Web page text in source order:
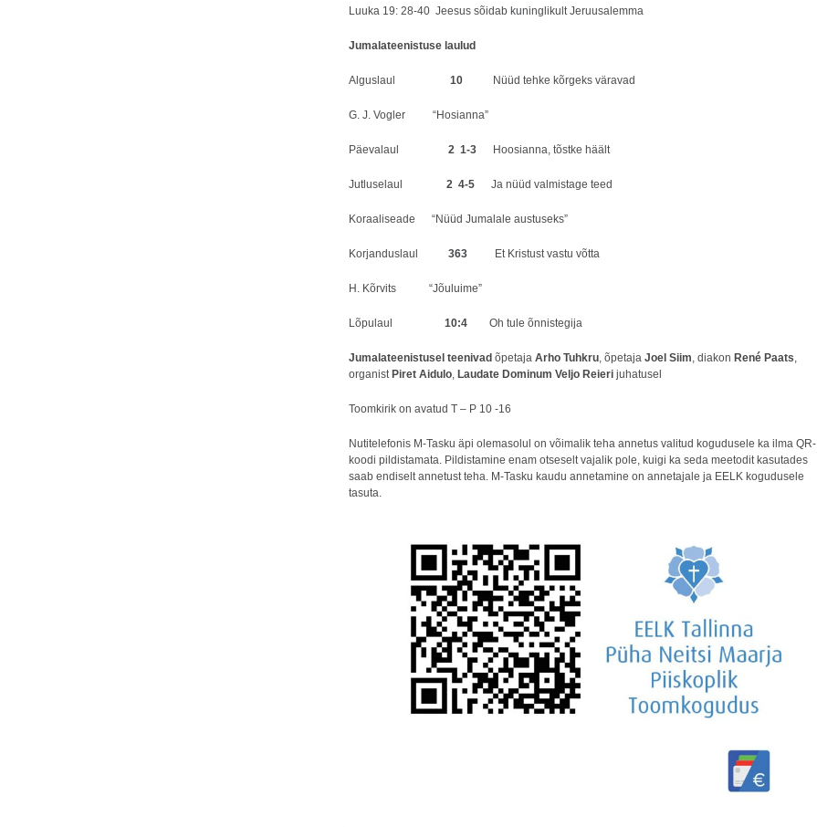
Luuka 19: 28-40 Jeesus sõidab kuninglikult Jeruusalemma
Jumalateenistuse laulud
Alguslaul 10 Nüüd tehke kõrgeks väravad
G. J. Vogler “Hosianna”
Päevalaul 2 1-3 Hoosianna, tõstke häält
Jutluselaul 2 4-5 Ja nüüd valmistage teed
Koraaliseade “Nüüd Jumalale austuseks”
Korjanduslaul 363 Et Kristust vastu võtta
H. Kõrvits “Jõuluime”
Lõpulaul 10:4 Oh tule õnnistegija
Jumalateenistusel teenivad õpetaja Arho Tuhkru, õpetaja Joel Siim, diakon René Paats,
organist Piret Aidulo, Laudate Dominum Veljo Reieri juhatusel
Toomkirik on avatud T – P 10 -16
Nutitelefonis M-Tasku äpi olemasolul on võimalik teha annetus valitud kogudusele ka ilma QR-
koodi pildistamata. Pildistamine enam otseselt vajalik pole, kuigi ka seda meetodit kasutades
saab endiselt annetust teha. M-Tasku kaudu annetamine on annetajale ja EELK kogudusele
tasuta.